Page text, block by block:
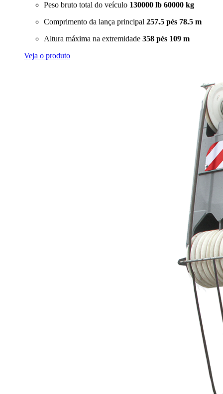
Peso bruto total do veículo 130000 lb 60000 kg
Comprimento da lança principal 257.5 pés 78.5 m
Altura máxima na extremidade 358 pés 109 m
Veja o produto